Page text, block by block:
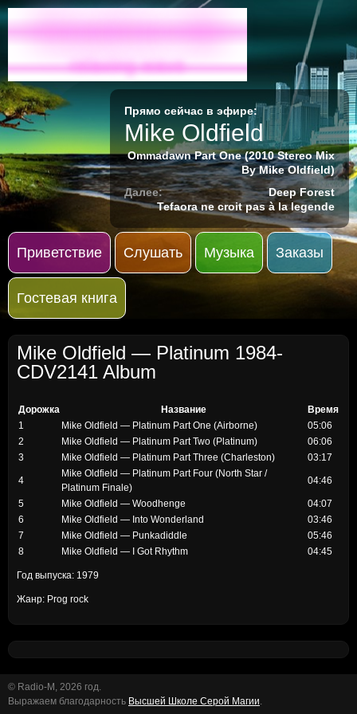
Radio-M
relaxing wave
Прямо сейчас в эфире:
Mike Oldfield
Ommadawn Part One (2010 Stereo Mix
By Mike Oldfield)
Далее:
Deep Forest
Tefaora ne croit pas à la legende
Приветствие Слушать Музыка Заказы
Гостевая книга
Mike Oldfield — Platinum 1984-
CDV2141 Album
Дорожка Название
Время
1
Mike Oldfield — Platinum Part One (Airborne)
05:06
2
Mike Oldfield — Platinum Part Two (Platinum)
06:06
3
Mike Oldfield — Platinum Part Three (Charleston) 03:17
4
Mike Oldfield — Platinum Part Four (North Star /
Platinum Finale)
04:46
5 Mike Oldfield — Woodhenge
04:07
6
Mike Oldfield — Into Wonderland
03:46
7
Mike Oldfield — Punkadiddle
05:46
8
Mike Oldfield — I Got Rhythm 04:45
Год выпуска: 1979
Жанр: Prog rock
© Radio-M, 2026 год.
Выражаем благодарность Высшей Школе Серой Магии.